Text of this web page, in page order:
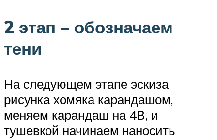
2 этап – обозначаем
тени
На следующем этапе эскиза
рисунка хомяка карандашом,
меняем карандаш на 4В, и
тушевкой начинаем наносить